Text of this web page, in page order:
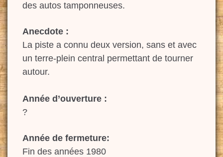
des autos tamponneuses.
Anecdote :
La piste a connu deux version, sans et avec
un terre-plein central permettant de tourner
autour.
Année d’ouverture :
?
Année de fermeture:
Fin des années 1980